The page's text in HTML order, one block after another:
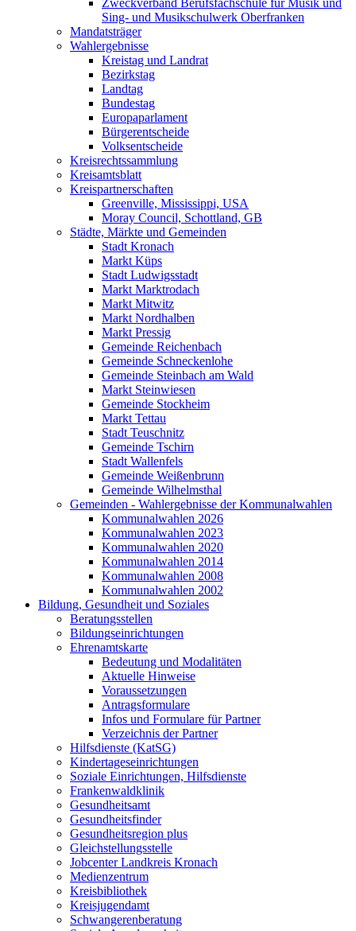
Zweckverband Berufsfachschule für Musik und
Sing- und Musikschulwerk Oberfranken
Mandatsträger
Wahlergebnisse
Kreistag und Landrat
Bezirkstag
Landtag
Bundestag
Europaparlament
Bürgerentscheide
Volksentscheide
Kreisrechtssammlung
Kreisamtsblatt
Kreispartnerschaften
Greenville, Mississippi, USA
Moray Council, Schottland, GB
Städte, Märkte und Gemeinden
Stadt Kronach
Markt Küps
Stadt Ludwigsstadt
Markt Marktrodach
Markt Mitwitz
Markt Nordhalben
Markt Pressig
Gemeinde Reichenbach
Gemeinde Schneckenlohe
Gemeinde Steinbach am Wald
Markt Steinwiesen
Gemeinde Stockheim
Markt Tettau
Stadt Teuschnitz
Gemeinde Tschirn
Stadt Wallenfels
Gemeinde Weißenbrunn
Gemeinde Wilhelmsthal
Gemeinden - Wahlergebnisse der Kommunalwahlen
Kommunalwahlen 2026
Kommunalwahlen 2023
Kommunalwahlen 2020
Kommunalwahlen 2014
Kommunalwahlen 2008
Kommunalwahlen 2002
Bildung, Gesundheit und Soziales
Beratungsstellen
Bildungseinrichtungen
Ehrenamtskarte
Bedeutung und Modalitäten
Aktuelle Hinweise
Voraussetzungen
Antragsformulare
Infos und Formulare für Partner
Verzeichnis der Partner
Hilfsdienste (KatSG)
Kindertageseinrichtungen
Soziale Einrichtungen, Hilfsdienste
Frankenwaldklinik
Gesundheitsamt
Gesundheitsfinder
Gesundheitsregion plus
Gleichstellungsstelle
Jobcenter Landkreis Kronach
Medienzentrum
Kreisbibliothek
Kreisjugendamt
Schwangerenberatung